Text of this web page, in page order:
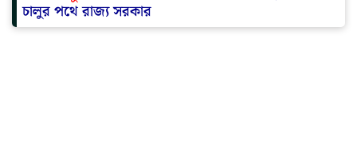
চালুর পথে রাজ্য সরকার